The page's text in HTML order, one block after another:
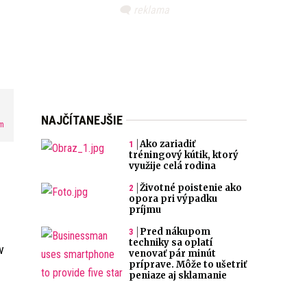
NAJČÍTANEJŠIE
Ako zariadiť
tréningový kútik, ktorý
využije celá rodina
Životné poistenie ako
opora pri výpadku
príjmu
Pred nákupom
techniky sa oplatí
venovať pár minút
príprave. Môže to ušetriť
peniaze aj sklamanie